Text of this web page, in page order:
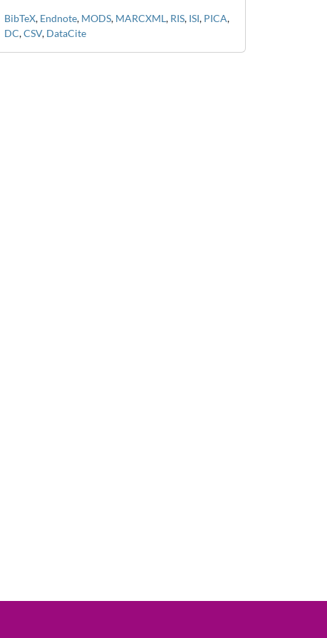
BibTeX, Endnote, MODS, MARCXML, RIS, ISI, PICA,
DC,CSV, DataCite